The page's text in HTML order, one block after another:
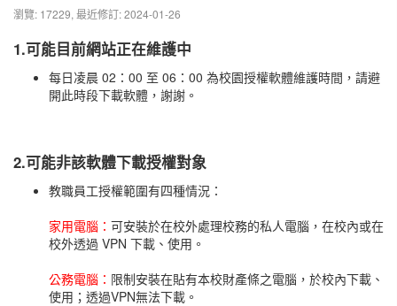
瀏覽: 17229, 最近修訂: 2024-01-26
1.可能目前網站正在維護中
每日凌晨 02：00 至 06：00 為校園授權軟體維護時間，請避
開此時段下載軟體，謝謝。
2.可能非該軟體下載授權對象
教職員工授權範圍有四種情況：
家用電腦： 可安裝於在校外處理校務的私人電腦，在校內或在
校外透過 VPN 下載、使用。
公務電腦： 限制安裝在貼有本校財產條之電腦，於校內下載、
使用；透過VPN無法下載。